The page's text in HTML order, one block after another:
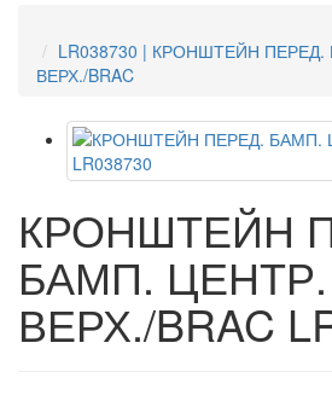
LR038730 | КРОНШТЕЙН
ВЕРХ./BRAC
КРОНШТЕЙН
БАМП. ЦЕНТР.
ВЕРХ./BRAC